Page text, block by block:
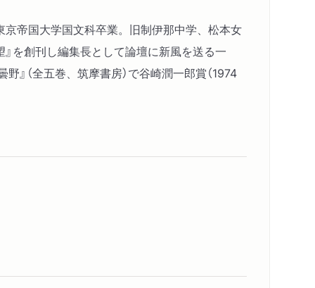
帝国大学国文科卒業。旧制伊那中学、松本女
を創刊し編集長として論壇に新風を送る一
』（全五巻、筑摩書房）で谷崎潤一郎賞（1974